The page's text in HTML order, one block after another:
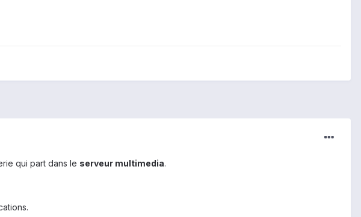
qui part dans le serveur multimedia.